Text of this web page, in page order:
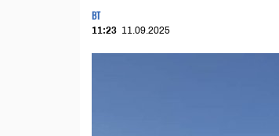
BT
11:23 11.09.2025